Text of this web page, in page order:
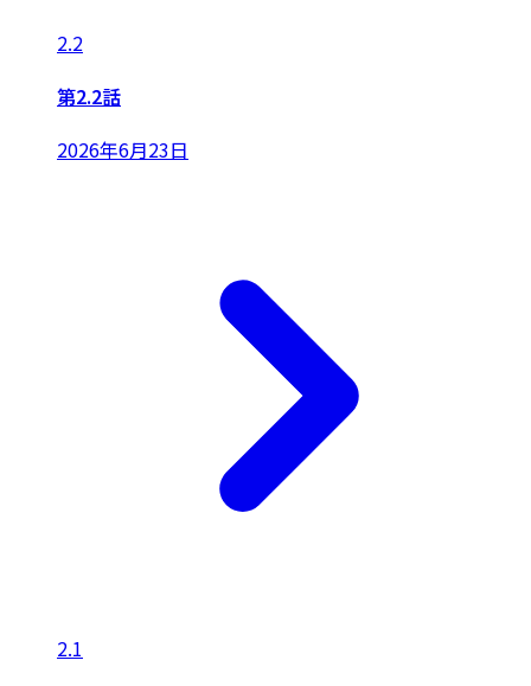
2.2
第2.2話
2026年6月23日
2.1